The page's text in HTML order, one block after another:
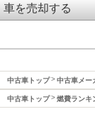
車を売却する
中古車トップ 中古車メー
中古車トップ 燃費ランキ